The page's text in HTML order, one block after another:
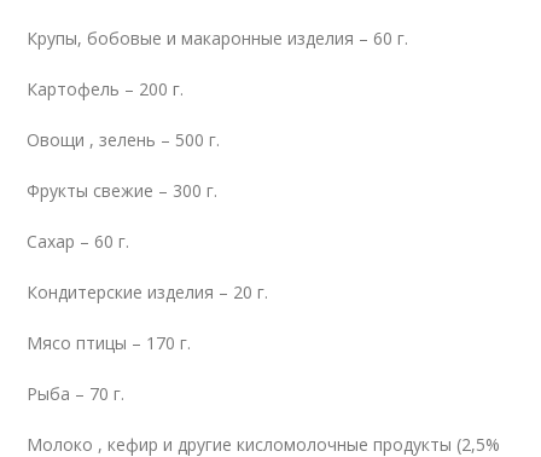
Крупы, бобовые и макаронные изделия – 60 г.
Картофель – 200 г.
Овощи , зелень – 500 г.
Фрукты свежие – 300 г.
Сахар – 60 г.
Кондитерские изделия – 20 г.
Мясо птицы – 170 г.
Рыба – 70 г.
Молоко , кефир и другие кисломолочные продукты (2,5%